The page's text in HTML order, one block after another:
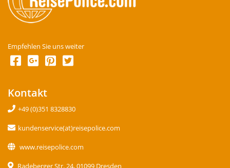
Empfehlen Sie uns weiter
Kontakt
+49 (0)351 8328830
kundenservice(at)reisepolice.com
www.reisepolice.com